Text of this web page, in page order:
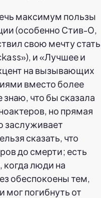
максимум пользы
(особенно Стив-О,
свою мечту стать
и «Лучшее и
на вызывающих
вместо более
что бы сказала
но прямая
заслуживает
сказать, что
до смерти; есть
люди на
обеспокоены тем,
мог погибнуть от